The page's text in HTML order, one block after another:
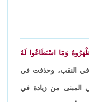
وَمَا اسْتَطَاعُوا لَهُ
في النقب، وحذفت في
المبنى من زيادة في